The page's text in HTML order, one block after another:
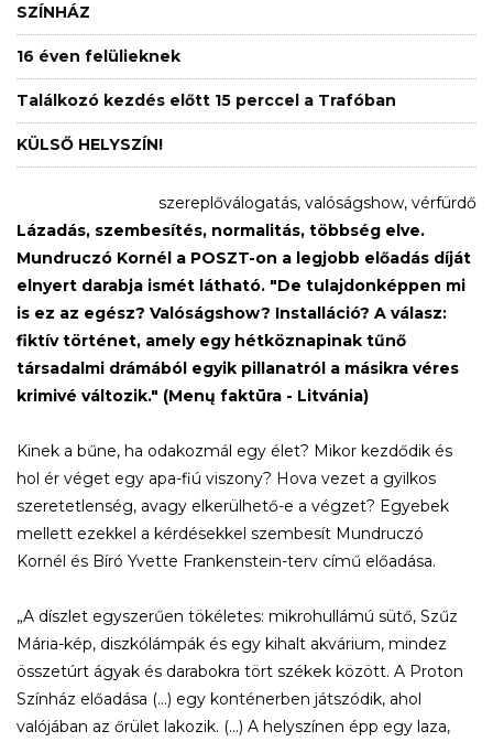
SZÍNHÁZ
16 éven felülieknek
Találkozó kezdés előtt 15 perccel a Trafóban
KÜLSŐ HELYSZÍN!
szereplőválogatás, valóságshow, vérfürdő
Lázadás, szembesítés, normalitás, többség elve.
Mundruczó Kornél a POSZT-on a legjobb előadás díját
elnyert darabja ismét látható. "De tulajdonképpen mi
is ez az egész? Valóságshow? Installáció? A válasz:
fiktív történet, amely egy hétköznapinak tűnő
társadalmi drámából egyik pillanatról a másikra véres
krimivé változik." (Menų faktūra - Litvánia)
Kinek a bűne, ha odakozmál egy élet? Mikor kezdődik és
hol ér véget egy apa-fiú viszony? Hova vezet a gyilkos
szeretetlenség, avagy elkerülhető-e a végzet? Egyebek
mellett ezekkel a kérdésekkel szembesít Mundruczó
Kornél és Bíró Yvette Frankenstein-terv című előadása.
„A díszlet egyszerűen tökéletes: mikrohullámú sütő, Szűz
Mária-kép, diszkólámpák és egy kihalt akvárium, mindez
összetúrt ágyak és darabokra tört székek között. A Proton
Színház előadása (...) egy konténerben játszódik, ahol
valójában az őrület lakozik. (...) A helyszínen épp egy laza,